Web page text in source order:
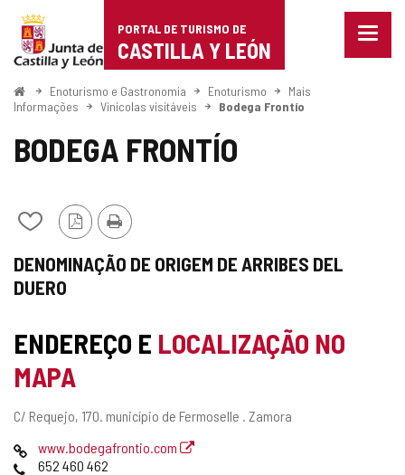
Portal
de
Turismo
de
Castilla
León
PORTAL DE TURISMO DE
CASTILLA Y LEÓN
Menu
ComeçoEnoturismo e Gastronomia Enoturismo
Mais
Informações
Vinícolas visitáveis Bodega Frontío
BODEGA FRONTÍO
Adicionar
remover
de
VersãoImprimir
DENOMINAÇÃO DE ORIGEM DE ARRIBES DEL
DUERO
ENDEREÇO E LOCALIZAÇÃO NO
MAPA
Endereço
C/ Requejo, 170. município de Fermoselle . Zamora
Pagina
web
www.bodegafrontio.com
Telefones
652 460 462